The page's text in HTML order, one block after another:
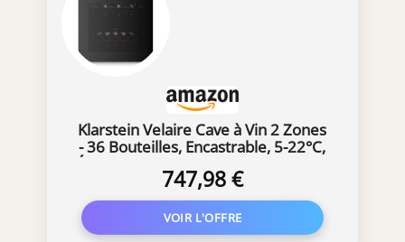
réglage précis de la température pour
optimale.
Klarstein Velaire Cave à Vin 2 Zones
- 36 Bouteilles, Encastrable, 5-22°C,
Éclairage LED, Porte UV, Commande
Tactile, 41 dB, Cave à Vin Multi-
Températures
747,98 €